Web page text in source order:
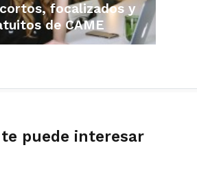
focalizados y
de CAME
puede interesar